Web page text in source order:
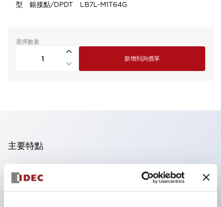
型 銀接點/DPDT LB7L-M1T64G
選擇數量
新增到詢價單
主要特點
操作面板的凹凸減少，呈現銳利感。
支援分離型／單板式